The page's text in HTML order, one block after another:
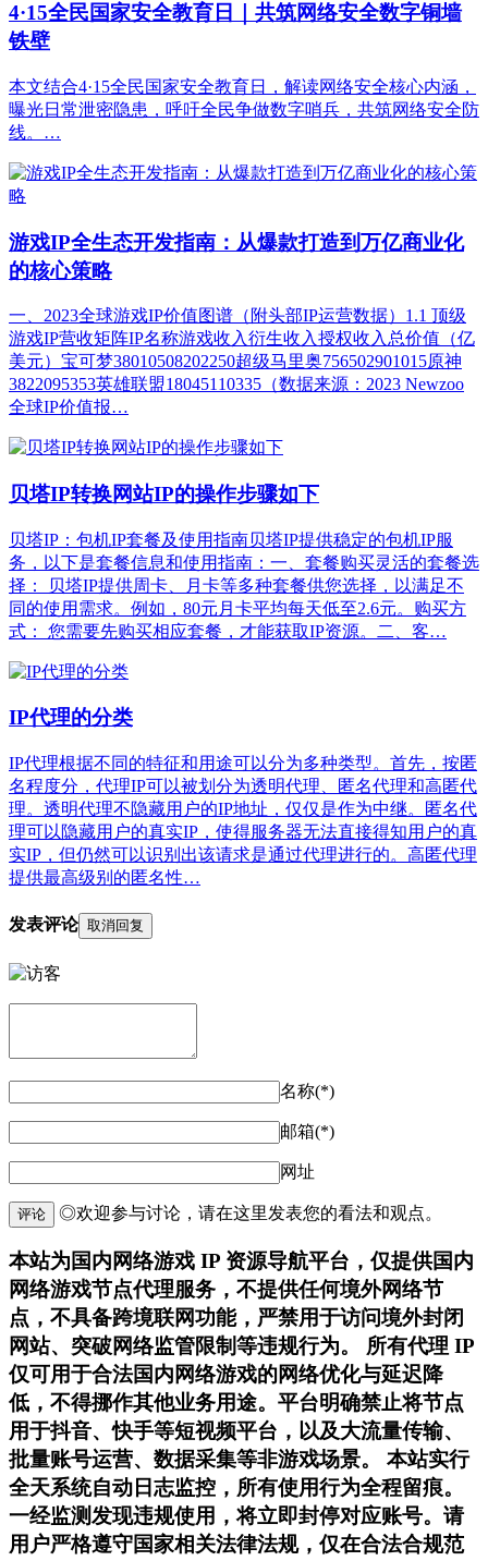
4·15全民国家安全教育日｜共筑网络安全数字铜墙
铁壁
本文结合4·15全民国家安全教育日，解读网络安全核心内涵，
曝光日常泄密隐患，呼吁全民争做数字哨兵，共筑网络安全防
线。…
游戏IP全生态开发指南：从爆款打造到万亿商业化
的核心策略
一、2023全球游戏IP价值图谱（附头部IP运营数据）1.1 顶级
游戏IP营收矩阵IP名称游戏收入衍生收入授权收入总价值（亿
美元）宝可梦38010508202250超级马里奥756502901015原神
3822095353英雄联盟18045110335（数据来源：2023 Newzoo
全球IP价值报…
贝塔IP转换网站IP的操作步骤如下
贝塔IP：包机IP套餐及使用指南贝塔IP提供稳定的包机IP服
务，以下是套餐信息和使用指南：一、套餐购买灵活的套餐选
择： 贝塔IP提供周卡、月卡等多种套餐供您选择，以满足不
同的使用需求。例如，80元月卡平均每天低至2.6元。购买方
式： 您需要先购买相应套餐，才能获取IP资源。二、客…
IP代理的分类
IP代理根据不同的特征和用途可以分为多种类型。首先，按匿
名程度分，代理IP可以被划分为透明代理、匿名代理和高匿代
理。透明代理不隐藏用户的IP地址，仅仅是作为中继。匿名代
理可以隐藏用户的真实IP，使得服务器无法直接得知用户的真
实IP，但仍然可以识别出该请求是通过代理进行的。高匿代理
提供最高级别的匿名性…
发表评论 取消回复
名称(*)
邮箱(*)
网址
评论 ◎欢迎参与讨论，请在这里发表您的看法和观点。
本站为国内网络游戏 IP 资源导航平台，仅提供国内
网络游戏节点代理服务，不提供任何境外网络节
点，不具备跨境联网功能，严禁用于访问境外封闭
网站、突破网络监管限制等违规行为。 所有代理 IP
仅可用于合法国内网络游戏的网络优化与延迟降
低，不得挪作其他业务用途。平台明确禁止将节点
用于抖音、快手等短视频平台，以及大流量传输、
批量账号运营、数据采集等非游戏场景。 本站实行
全天系统自动日志监控，所有使用行为全程留痕。
一经监测发现违规使用，将立即封停对应账号。请
用户严格遵守国家相关法律法规，仅在合法合规范